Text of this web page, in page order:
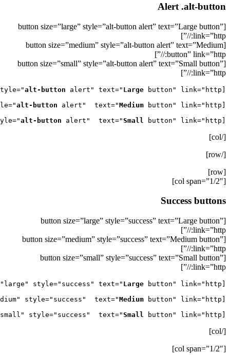
Alert .alt-button
[button size=”large” style=”alt-button alert” text=”Large button”
link=”http://”]
[button size=”medium” style=”alt-button alert” text=”Medium
button” link=”http://”]
[button size=”small” style=”alt-button alert” text=”Small button”
link=”http://”]
[button size="large" style="
alt-button alert" text=" Large
[button size="medium" style="
alt-button alert"  text="Medium
[button size="small" style="
alt-button alert"  text="Small button" link="http://"]
[/col]
[/row]
[row]
[col span=”1/2″]
Success buttons
[button size=”large” style=”success” text=”Large button”
link=”http://”]
[button size=”medium” style=”success” text=”Medium button”
link=”http://”]
[button size=”small” style=”success” text=”Small button”
link=”http://”]
Large
Medium
Small button" link="http://"]
[/col]
[col span=”1/2″]